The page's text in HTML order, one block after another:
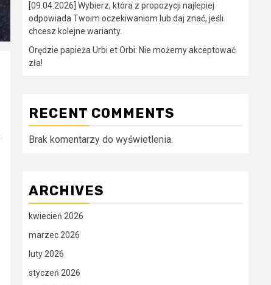
[09.04.2026] Wybierz, która z propozycji najlepiej
odpowiada Twoim oczekiwaniom lub daj znać, jeśli
chcesz kolejne warianty.
Orędzie papieża Urbi et Orbi: Nie możemy akceptować
zła!
RECENT COMMENTS
Brak komentarzy do wyświetlenia.
ARCHIVES
kwiecień 2026
marzec 2026
luty 2026
styczeń 2026